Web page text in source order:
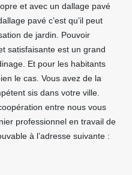
et avec un dallage pavé
pavé c’est qu’il peut
de jardin. Pouvoir
satisfaisante est un grand
Et pour les habitants
le cas. Vous avez de la
sis dans votre ville.
entre nous vous
professionnel en travail de
à l’adresse suivante :